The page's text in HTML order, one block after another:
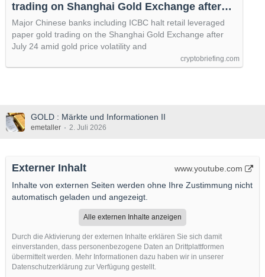
trading on Shanghai Gold Exchange after
July 24
Major Chinese banks including ICBC halt retail leveraged
paper gold trading on the Shanghai Gold Exchange after
July 24 amid gold price volatility and
cryptobriefing.com
GOLD : Märkte und Informationen II
emetaller 2. Juli 2026
Externer Inhalt
www.youtube.com
Inhalte von externen Seiten werden ohne Ihre Zustimmung nicht
automatisch geladen und angezeigt.
Alle externen Inhalte anzeigen
Durch die Aktivierung der externen Inhalte erklären Sie sich damit
einverstanden, dass personenbezogene Daten an Drittplattformen
übermittelt werden. Mehr Informationen dazu haben wir in unserer
Datenschutzerklärung zur Verfügung gestellt.